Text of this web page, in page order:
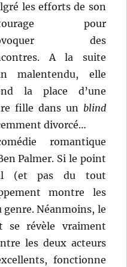
les efforts de son
pour
des
A la suite
malentendu, elle
la place d’une
fille dans un blind
divorcé…
romantique
Palmer. Si le point
(et pas du tout
montre les
genre. Néanmoins, le
révèle vraiment
les deux acteurs
fonctionne